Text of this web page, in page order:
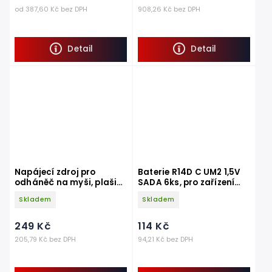
od 387,60 Kč bez DPH
Detail
908,26 Kč bez DPH
Detail
Napájecí zdroj pro
odháněč na myši, plašič
OdH
Skladem
205,79 Kč bez DPH
249 Kč
Baterie R14D C UM2 1,5V
SADA 6ks, pro zařízení
Skladem
94,21 Kč bez DPH
114 Kč